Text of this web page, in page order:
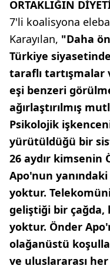
ORTAKLIĞIN
7'li koalisyona
Karayılan, "Daha
Türkiye
taraflı tartışmalar
eşi benzeri
ağırlaştırılmış
Psikolojik
yürütüldüğü bir
26 aydır kimsenin
Apo'nun
yoktur.
geliştiği bir çağda,
yoktur. Önder
olağanüstü
ve uluslararası